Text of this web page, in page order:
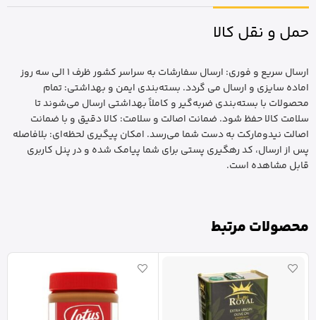
حمل و نقل کالا
ارسال سریع و فوری: ارسال سفارشات به سراسر کشور ظرف 1 الی سه روز
اماده سایزی و ارسال می گردد. بسته‌بندی ایمن و بهداشتی: تمام
محصولات با بسته‌بندی ضربه‌گیر و کاملاً بهداشتی ارسال می‌شوند تا
سلامت کالا حفظ شود. ضمانت اصالت و سلامت: کالا دقیق و با ضمانت
اصالت نیدومارکت به دست شما می‌رسد. امکان پیگیری لحظه‌ای: بلافاصله
پس از ارسال، کد رهگیری پستی برای شما پیامک شده و در پنل کاربری
قابل مشاهده است.
محصولات مرتبط